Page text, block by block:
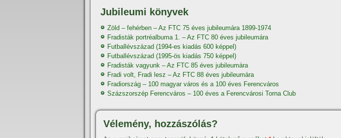
Jubileumi könyvek
Zöld – fehérben – Az FTC 75 éves jubileumára 1899-1974
Fradisták portréalbuma 1. – Az FTC 80 éves jubileumára
Futballévszázad (1994-es kiadás 600 képpel)
Futballévszázad (1995-ös kiadás 750 képpel)
Fradisták vagyunk – Az FTC 85 éves jubileumára
Fradi volt, Fradi lesz – Az FTC 88 éves jubileumára
Fradiország – 100 magyar város és a 100 éves Ferencváros
Százszorszép Ferencváros – 100 éves a Ferencvárosi Torna Club
Vélemény, hozzászólás?